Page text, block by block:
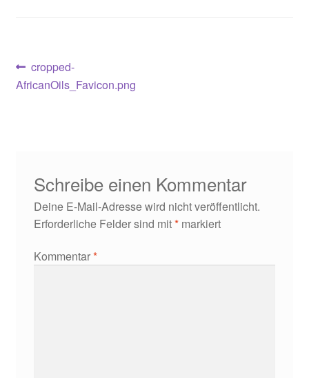
Beitragsnavigation
Vorheriger
Beitrag:
cropped-
AfricanOils_Favicon.png
Schreibe einen Kommentar
Deine E-Mail-Adresse wird nicht veröffentlicht.
Erforderliche Felder sind mit*markiert
Kommentar*